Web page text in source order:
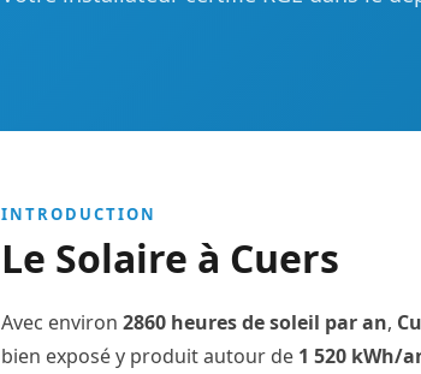
INTRODUCTION
Le Solaire à Cuers
Avec environ 2860 heures de soleil par an,
bien exposé y produit autour de 1 520 kWh/